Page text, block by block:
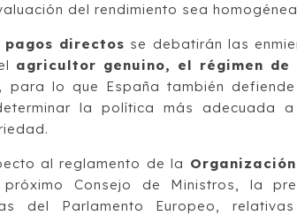
del rendimiento sea
pagos directos se debatirán las
agricultor genuino, el régimen
para lo que España también
la política más adecuada
al reglamento de la
Consejo de Ministros, la
del Parlamento Europeo,